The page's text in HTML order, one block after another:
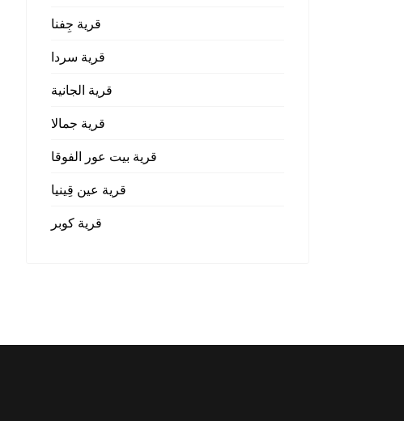
قرية جِفنا
قرية سردا
قرية الجانية
قرية جمالا
قرية بيت عور الفوقا
قرية عين قِينيا
قرية كوبر